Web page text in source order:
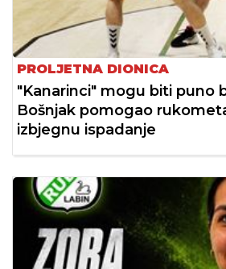
PROLJETNA DIONICA
"Kanarinci" mogu biti puno
Bošnjak pomogao
izbjegnu ispadanje